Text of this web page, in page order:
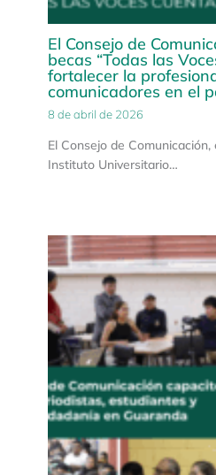
El Consejo de
becas “Todas las
fortalecer la
comunicadores en el
8 de abril de 2026
El Consejo de
Instituto Universitario…